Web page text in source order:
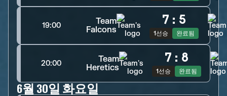
19:00
Team
Falcons
7 : 5
1선승 완료됨
20:00
Team
Heretics
7 : 8
1선승 완료됨
6월 30일 화요일